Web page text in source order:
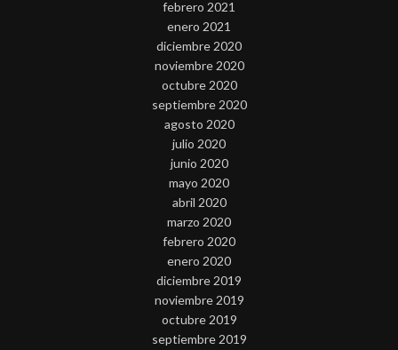
febrero 2021
enero 2021
diciembre 2020
noviembre 2020
octubre 2020
septiembre 2020
agosto 2020
julio 2020
junio 2020
mayo 2020
abril 2020
marzo 2020
febrero 2020
enero 2020
diciembre 2019
noviembre 2019
octubre 2019
septiembre 2019